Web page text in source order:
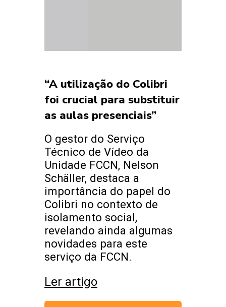
“A utilização do Colibri
foi crucial para substituir
as aulas presenciais”
O gestor do Serviço
Técnico de Vídeo da
Unidade FCCN, Nelson
Schäller, destaca a
importância do papel do
Colibri no contexto de
isolamento social,
revelando ainda algumas
novidades para este
serviço da FCCN.
Ler artigo